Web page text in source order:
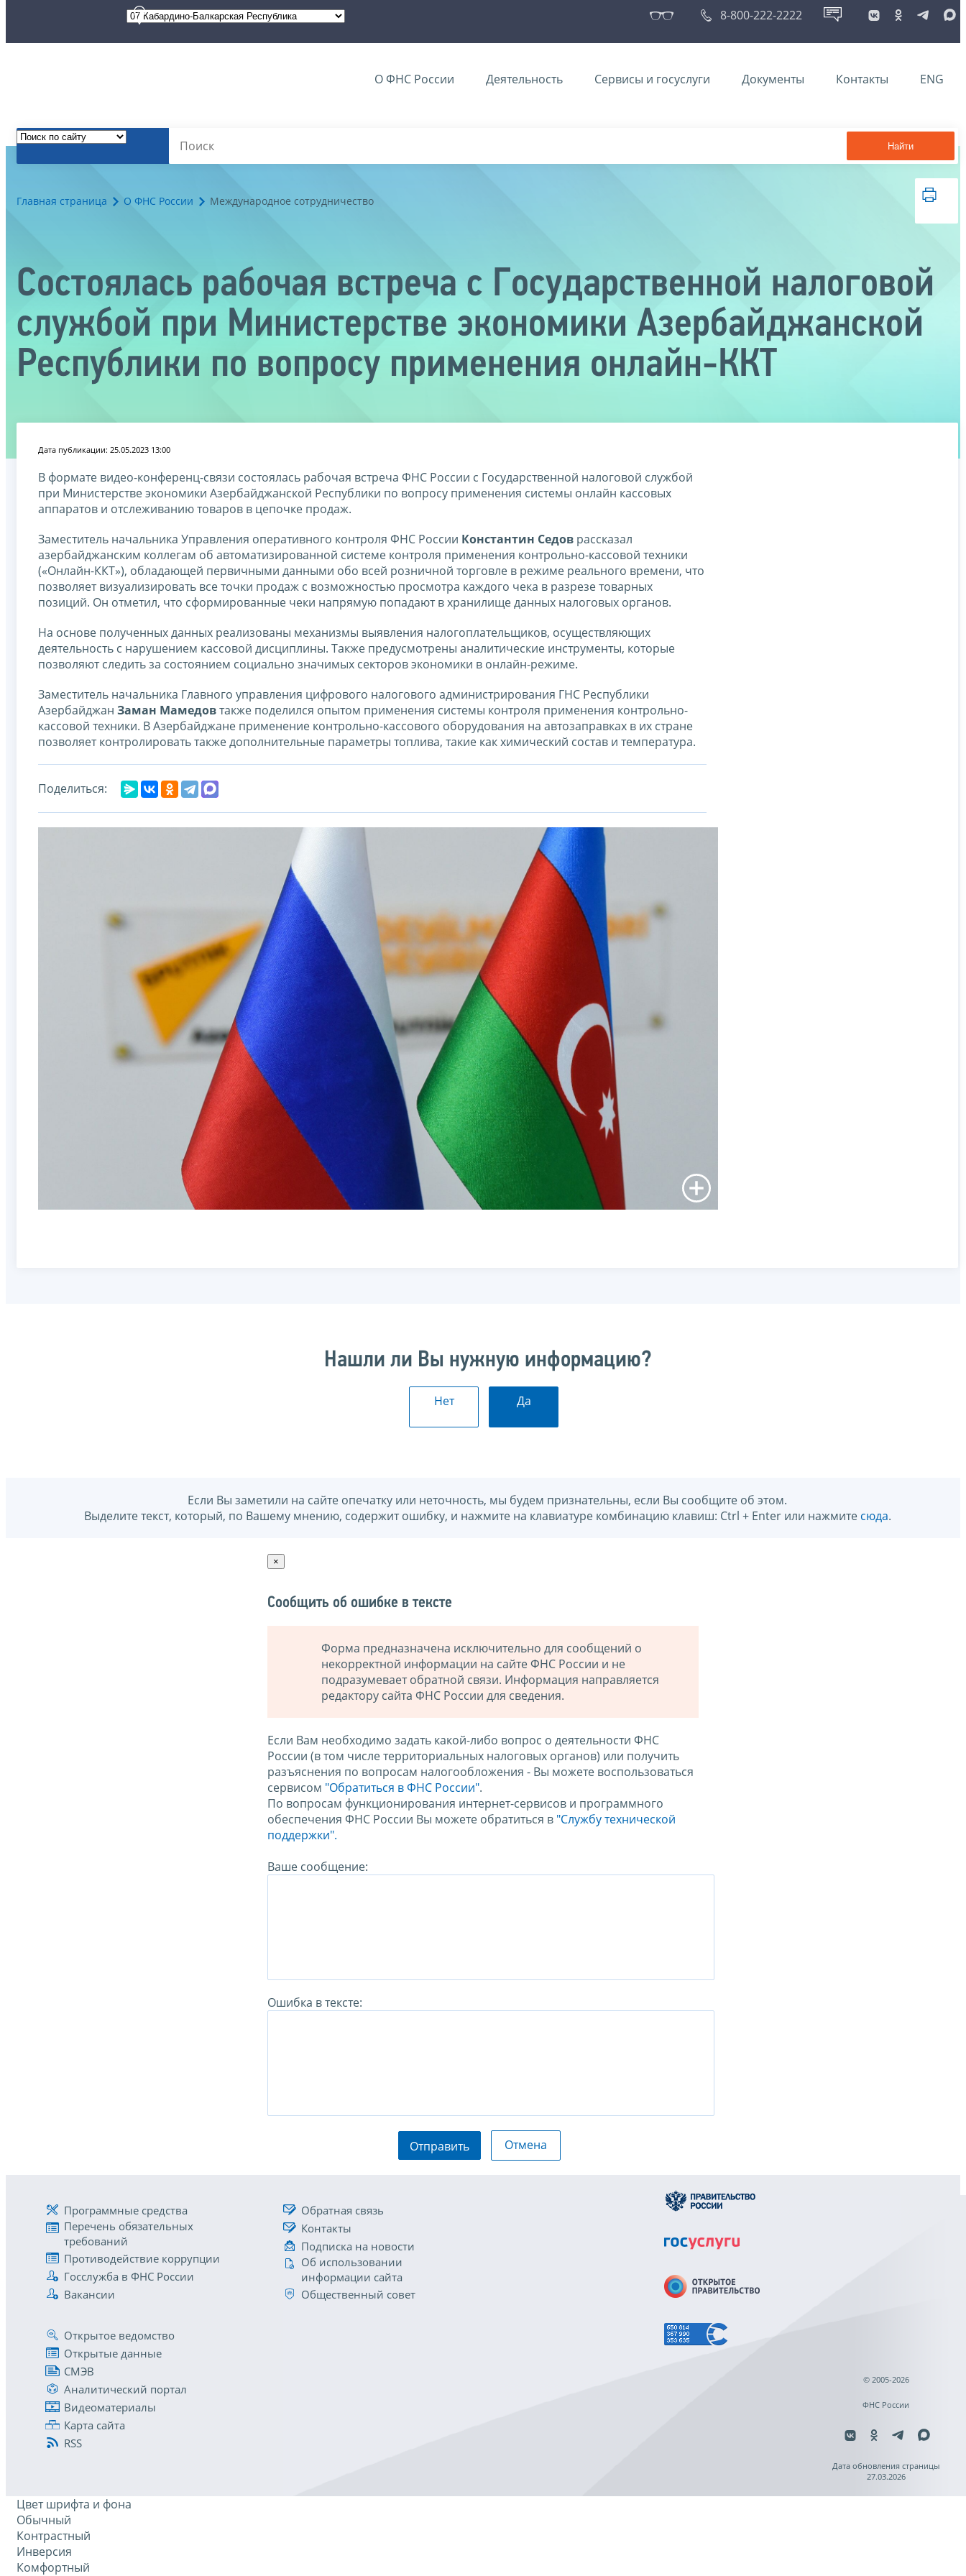
8-800-222-2222
О ФНС России Деятельность Сервисы и госуслуги Документы Контакты ENG
Найти
Главная страница О ФНС России Международное сотрудничество
Состоялась рабочая встреча с Государственной налоговой
службой при Министерстве экономики Азербайджанской
Республики по вопросу применения онлайн-ККТ
Дата публикации: 25.05.2023 13:00
В формате видео-конференц-связи состоялась рабочая встреча ФНС России с Государственной налоговой службой
при Министерстве экономики Азербайджанской Республики по вопросу применения системы онлайн кассовых
аппаратов и отслеживанию товаров в цепочке продаж.
Заместитель начальника Управления оперативного контроля ФНС России Константин Седов рассказал
азербайджанским коллегам об автоматизированной системе контроля применения контрольно-кассовой техники
(«Онлайн-ККТ»), обладающей первичными данными обо всей розничной торговле в режиме реального времени, что
позволяет визуализировать все точки продаж с возможностью просмотра каждого чека в разрезе товарных
позиций. Он отметил, что сформированные чеки напрямую попадают в хранилище данных налоговых органов.
На основе полученных данных реализованы механизмы выявления налогоплательщиков, осуществляющих
деятельность с нарушением кассовой дисциплины. Также предусмотрены аналитические инструменты, которые
позволяют следить за состоянием социально значимых секторов экономики в онлайн-режиме.
Заместитель начальника Главного управления цифрового налогового администрирования ГНС Республики
Азербайджан Заман Мамедовтакже поделился опытом применения системы контроля применения контрольно-
кассовой техники. В Азербайджане применение контрольно-кассового оборудования на автозаправках в их стране
позволяет контролировать также дополнительные параметры топлива, такие как химический состав и температура.
Поделиться:
Нашли ли Вы нужную информацию?
Нет Да
Если Вы заметили на сайте опечатку или неточность, мы будем признательны, если Вы сообщите об этом.
Выделите текст, который, по Вашему мнению, содержит ошибку, и нажмите на клавиатуре комбинацию клавиш: Ctrl + Enter или нажмите сюда.
×
Сообщить об ошибке в тексте
Форма предназначена исключительно для сообщений о
некорректной информации на сайте ФНС России и не
подразумевает обратной связи. Информация направляется
редактору сайта ФНС России для сведения.
Если Вам необходимо задать какой-либо вопрос о деятельности ФНС
России (в том числе территориальных налоговых органов) или получить
разъяснения по вопросам налогообложения - Вы можете воспользоваться
сервисом "Обратиться в ФНС России".
По вопросам функционирования интернет-сервисов и программного
обеспечения ФНС России Вы можете обратиться в "Службу технической
поддержки".
Ваше сообщение:
Ошибка в тексте:
Отправить Отмена
Программные средства
Перечень обязательных
требований
Противодействие коррупции
Госслужба в ФНС России
Вакансии
Обратная связь
Контакты
Подписка на новости
Об использовании
информации сайта
Общественный совет
Открытое ведомство
Открытые данные
СМЭВ
Аналитический портал
Видеоматериалы
Карта сайта
RSS
© 2005-2026
ФНС России
Дата обновления страницы
27.03.2026
Цвет шрифта и фона
Обычный
Контрастный
Инверсия
Комфортный